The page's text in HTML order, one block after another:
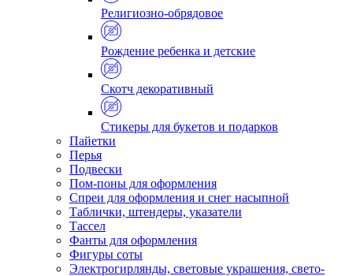
Религиозно-обрядовое
Рождение ребенка и детские
Скотч декоративный
Стикеры для букетов и подарков
Пайетки
Перья
Подвески
Пом-поны для оформления
Спреи для оформления и снег насыпной
Таблички, штендеры, указатели
Тассел
Фанты для оформления
Фигуры соты
Электрогирлянды, световые украшения, свето-